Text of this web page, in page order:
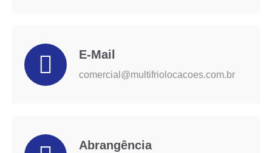
E-Mail
comercial@multifriolocacoes.com.br
Abrangência